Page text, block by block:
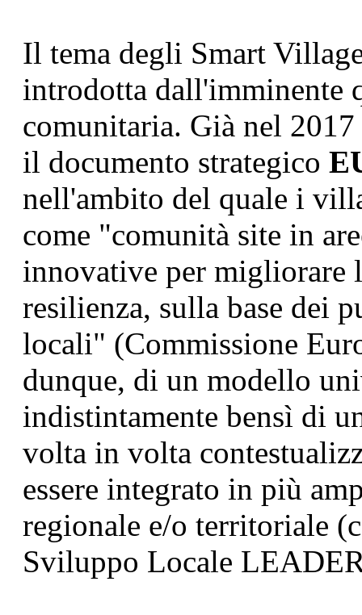
Il tema degli Smart
introdotta dall'imminente
comunitaria. Già nel
il documento strategico
nell'ambito del quale i
come "comunità site in
innovative per migliorare
resilienza, sulla base dei
locali" (Commissione
dunque, di un modello
indistintamente bensì di
volta in volta
essere integrato in più
regionale e/o territoriale
Sviluppo Locale